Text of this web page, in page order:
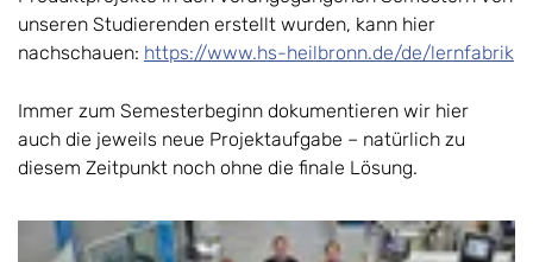
unseren Studierenden erstellt wurden, kann hier
nachschauen: https://www.hs-heilbronn.de/de/lernfabrik
Immer zum Semesterbeginn dokumentieren wir hier
auch die jeweils neue Projektaufgabe – natürlich zu
diesem Zeitpunkt noch ohne die finale Lösung.